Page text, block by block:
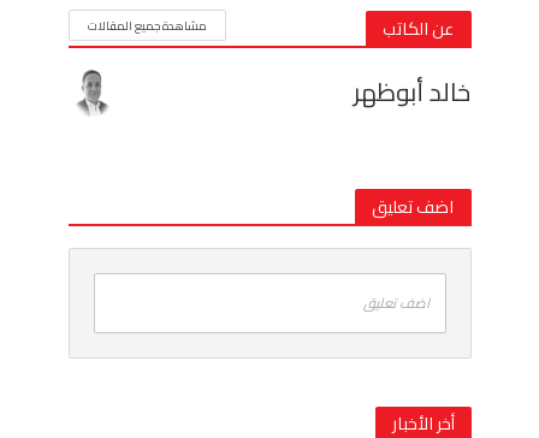
عن الكاتب مشاهدة جميع المقالات
خالد أبوظهر
اضف تعليق
اضف تعليق
أخر الأخبار